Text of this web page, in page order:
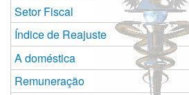
Setor Fiscal
Índice de Reajuste
A doméstica
Remuneração